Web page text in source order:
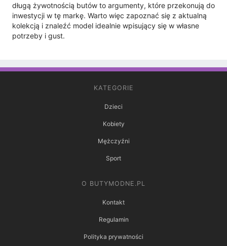
długą żywotnością butów to argumenty, które przekonują do
inwestycji w tę markę. Warto więc zapoznać się z aktualną
kolekcją i znaleźć model idealnie wpisujący się w własne
potrzeby i gust.
KATEGORIE
Dzieci
Kobiety
Mężczyźni
Sport
O BUTYMODNE.PL
Kontakt
Regulamin
Polityka prywatności